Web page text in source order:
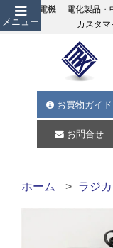
メニュー
サンクス電機 電化製品・
カスタ
お買物ガイド
お問合せ
ホーム ラジ